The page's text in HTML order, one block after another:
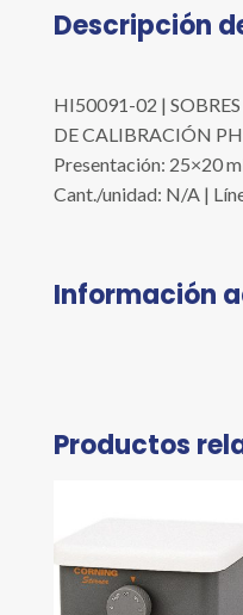
Descripción
HI50091-02 |
DE CALIBRACIÓN PH
Presentación: 25×20
Cant./unidad: N/A |
Información
Productos